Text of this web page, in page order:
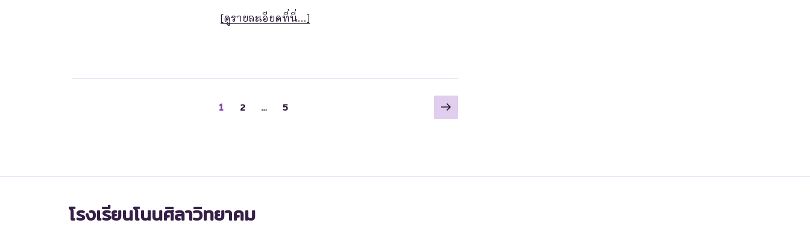
[ดูรายละเอียดที่นี่…]
1 2 … 5
โรงเรียนโนนศิลาวิทยาคม